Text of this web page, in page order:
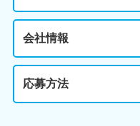
会社情報
応募方法